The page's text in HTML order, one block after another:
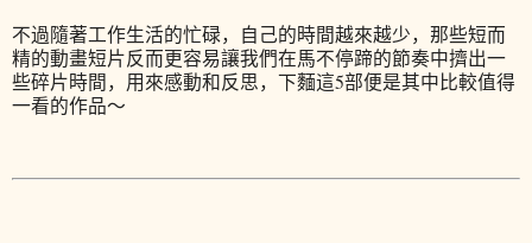
不過隨著工作生活的忙碌，自己的時間越來越少，那些短而
精的動畫短片反而更容易讓我們在馬不停蹄的節奏中擠出一
些碎片時間，用來感動和反思，下麵這5部便是其中比較值得
一看的作品～